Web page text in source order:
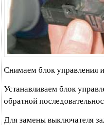
Снимаем блок управления
Устанавливаем блок
обратной
Для замены выключателя